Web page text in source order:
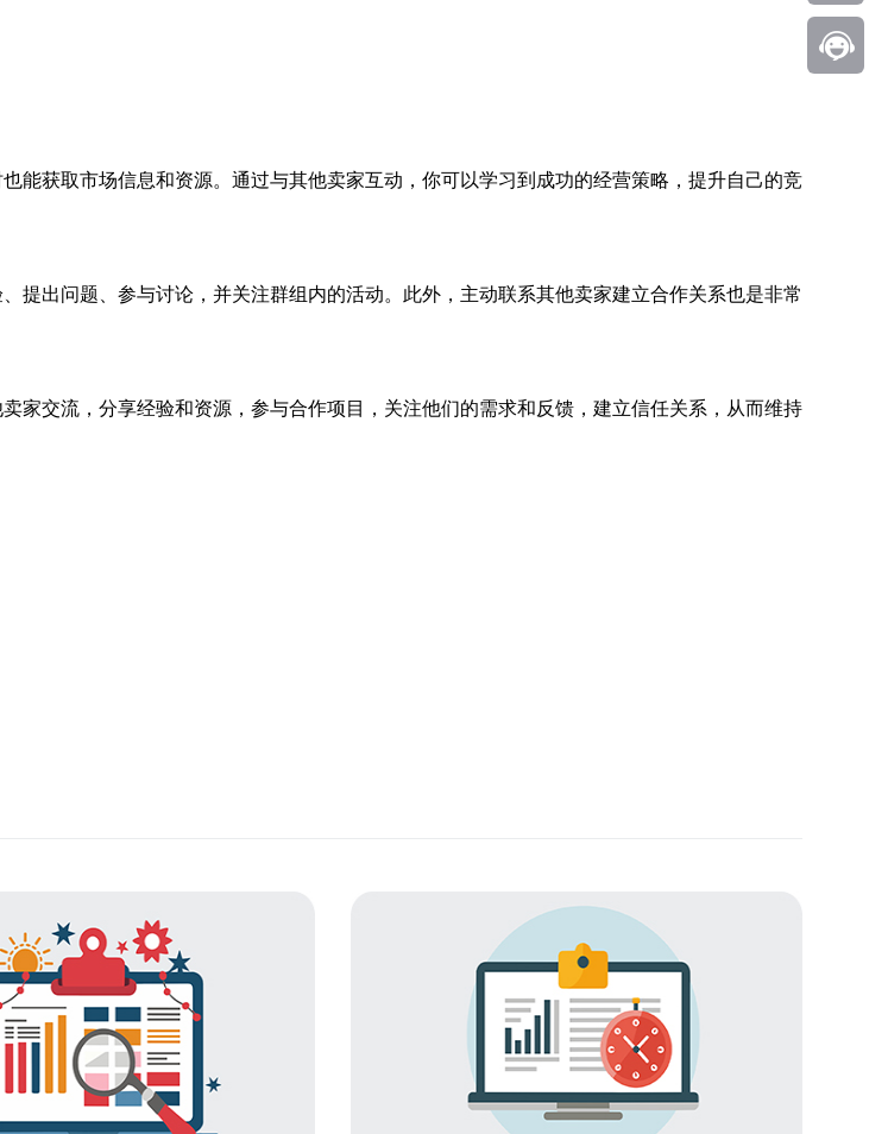
能获取市场信息和资源。通过与其他卖家互动，你可以学习到成功的经营策略，提升自己的竞
提出问题、参与讨论，并关注群组内的活动。此外，主动联系其他卖家建立合作关系也是非常
家交流，分享经验和资源，参与合作项目，关注他们的需求和反馈，建立信任关系，从而维持